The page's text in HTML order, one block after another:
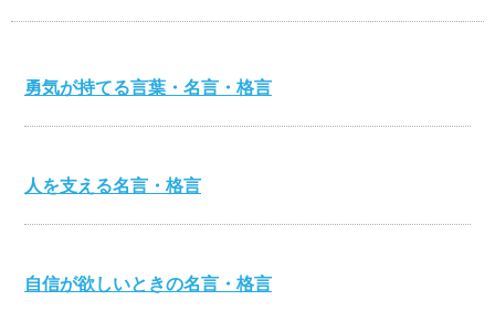
勇気が持てる言葉・名言・格言
人を支える名言・格言
自信が欲しいときの名言・格言